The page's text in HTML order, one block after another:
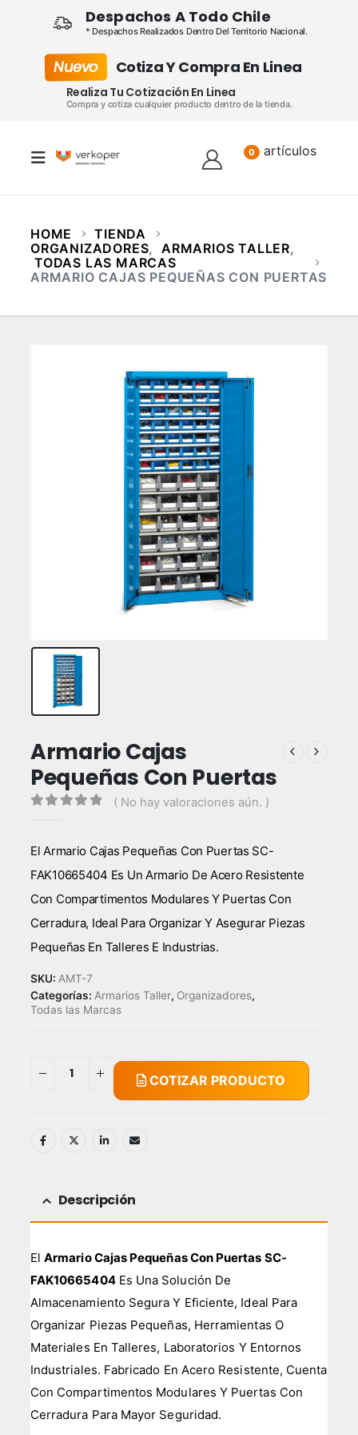
Despachos A Todo Chile
* Despachos Realizados Dentro Del Territorio Nacional.
Nuevo Cotiza Y Compra En Linea
Realiza Tu Cotización En Linea
Compra y cotiza cualquier producto dentro de la tienda.
0 artículos
HOME
TIENDA
ORGANIZADORES, ARMARIOS TALLER,
TODAS LAS MARCAS
ARMARIO CAJAS PEQUEÑAS CON PUERTAS
Armario Cajas
Pequeñas Con Puertas
( No hay valoraciones aún. )
El Armario Cajas Pequeñas Con Puertas SC-
FAK10665404 Es Un Armario De Acero Resistente
Con Compartimentos Modulares Y Puertas Con
Cerradura, Ideal Para Organizar Y Asegurar Piezas
Pequeñas En Talleres E Industrias.
SKU: AMT-7
Categorías: Armarios Taller, Organizadores,
Todas las Marcas
COTIZAR PRODUCTO
Descripción
ElArmario Cajas Pequeñas Con Puertas SC-
FAK10665404Es Una Solución De
Almacenamiento Segura Y Eficiente, Ideal Para
Organizar Piezas Pequeñas, Herramientas O
Materiales En Talleres, Laboratorios Y Entornos
Industriales. Fabricado En Acero Resistente, Cuenta
Con Compartimentos Modulares Y Puertas Con
Cerradura Para Mayor Seguridad.